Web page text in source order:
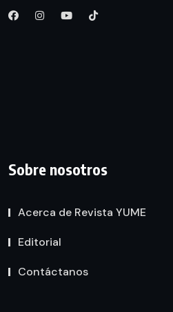
Sobre nosotros
Acerca de Revista YUME
Editorial
Contáctanos